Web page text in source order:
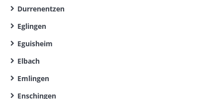
Durrenentzen
Eglingen
Eguisheim
Elbach
Emlingen
Enschingen